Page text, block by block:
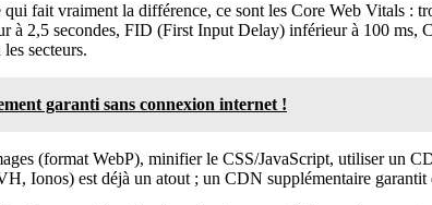
fait vraiment la différence, ce sont les Core Web Vitals :
à 2,5 secondes, FID (First Input Delay) inférieur à 100
secteurs.
garanti sans connexion internet !
(format WebP), minifier le CSS/JavaScript, utiliser
Ionos) est déjà un atout ; un CDN supplémentaire